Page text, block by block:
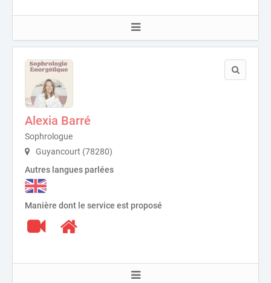
Alexia Barré
Sophrologue
Guyancourt (78280)
Autres langues parlées
Manière dont le service est proposé